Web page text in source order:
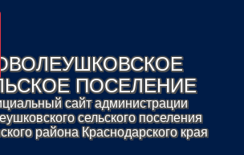
ПОСЕЛЕНИЕ
сайт администрации
сельского поселения
района Краснодарского края